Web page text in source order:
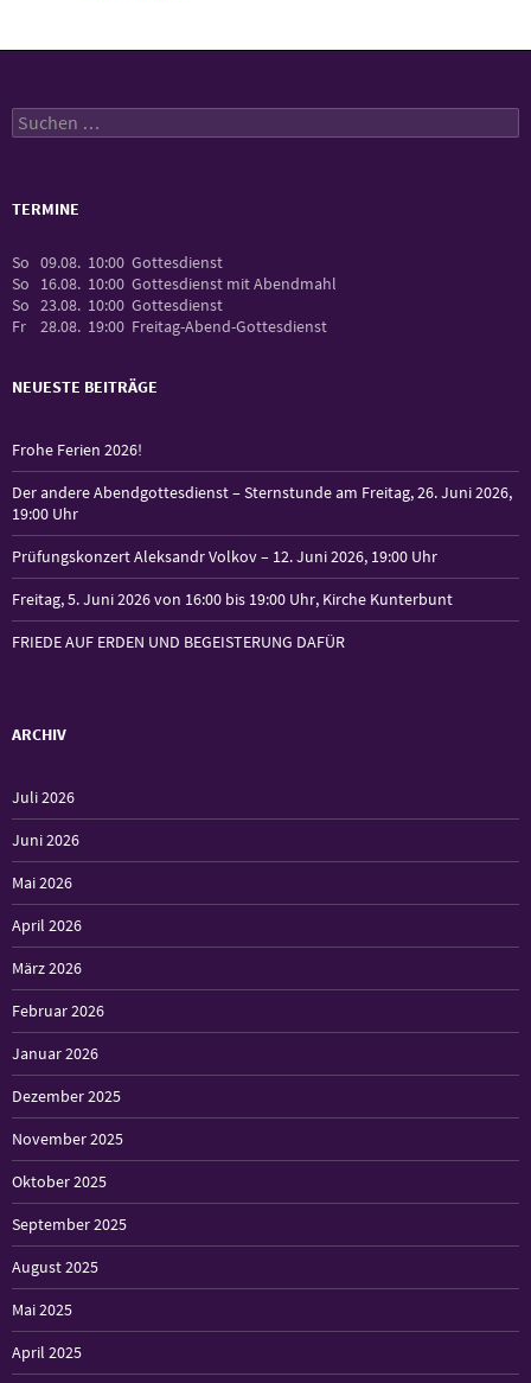
Suchen
nach:
TERMINE
So 09.08. 10:00 Gottesdienst
So
16.08. 10:00 Gottesdienst mit Abendmahl
So 23.08. 10:00 Gottesdienst
Fr
28.08. 19:00 Freitag-Abend-Gottesdienst
NEUESTE BEITRÄGE
Frohe Ferien 2026!
Der andere Abendgottesdienst – Sternstunde am Freitag, 26. Juni 2026,
19:00 Uhr
Prüfungskonzert Aleksandr Volkov – 12. Juni 2026, 19:00 Uhr
Freitag, 5. Juni 2026 von 16:00 bis 19:00 Uhr, Kirche Kunterbunt
FRIEDE AUF ERDEN UND BEGEISTERUNG DAFÜR
ARCHIV
Juli 2026
Juni 2026
Mai 2026
April 2026
März 2026
Februar 2026
Januar 2026
Dezember 2025
November 2025
Oktober 2025
September 2025
August 2025
Mai 2025
April 2025